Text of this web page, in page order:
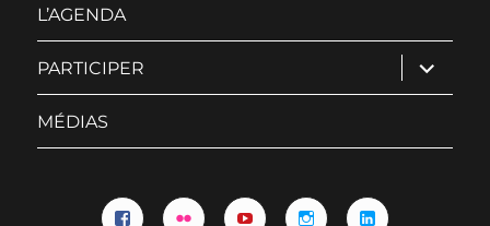
L’AGENDA
PARTICIPER ouvrir
le
sous-
MÉDIAS